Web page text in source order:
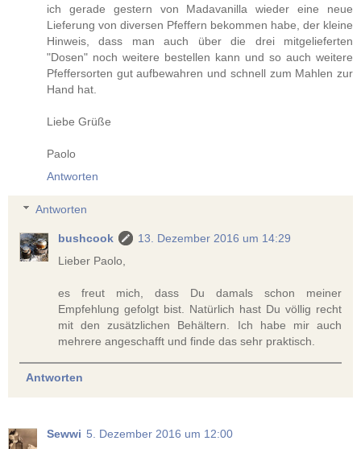
ich gerade gestern von Madavanilla wieder eine neue
Lieferung von diversen Pfeffern bekommen habe, der kleine
Hinweis, dass man auch über die drei mitgelieferten
"Dosen" noch weitere bestellen kann und so auch weitere
Pfeffersorten gut aufbewahren und schnell zum Mahlen zur
Hand hat.
Liebe Grüße
Paolo
Antworten
Antworten
bushcook
13. Dezember 2016 um 14:29
Lieber Paolo,
es freut mich, dass Du damals schon meiner
Empfehlung gefolgt bist. Natürlich hast Du völlig recht
mit den zusätzlichen Behältern. Ich habe mir auch
mehrere angeschafft und finde das sehr praktisch.
Antworten
Sewwi 5. Dezember 2016 um 12:00